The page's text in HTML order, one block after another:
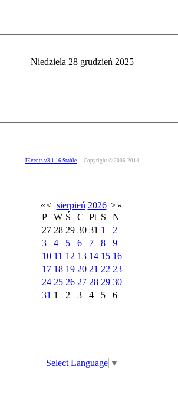
Niedziela 28 grudzień 2025
JEvents v3.1.16 Stable Copyright © 2006-2014
«< sierpień 2026 >»
P
W Ś C Pt S
N
27 28 29 30 31 1
2
3
4 5 6 7 8
9
10 11 12 13 14 15 16
17 18 19 20 21 22 23
24 25 26 27 28 29 30
31 1 2 3 4 5 6
Select Language ▼